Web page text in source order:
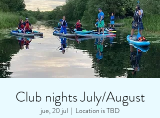
Club nights July/August
jue, 20 jul
  |
Location is TBD